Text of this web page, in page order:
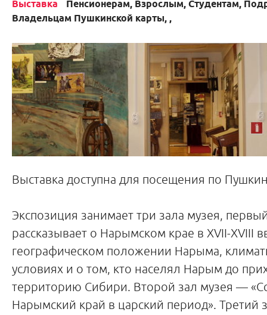
Выставка
Пенсионерам, Взрослым, Студентам,
Владельцам Пушкинской карты, ,
Выставка доступна для посещения по
Экспозиция занимает три зала музея,
рассказывает о Нарымском крае в XVII-XVIII
географическом положении Нарыма,
условиях и о том, кто населял Нарым до
территорию Сибири. Второй зал музея —
Нарымский край в царский период». Третий